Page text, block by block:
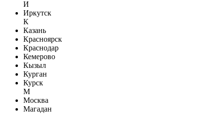
И
Иркутск
К
Казань
Красноярск
Краснодар
Кемерово
Кызыл
Курган
Курск
М
Москва
Магадан